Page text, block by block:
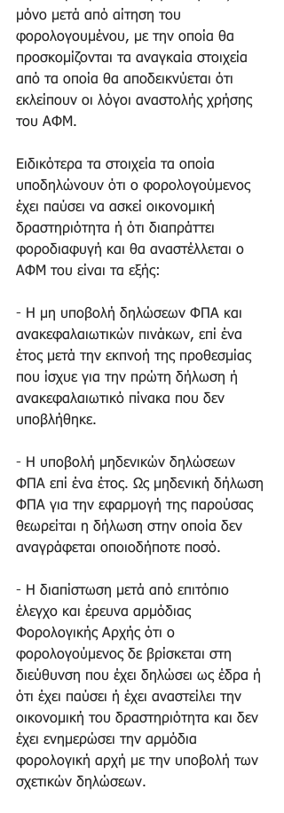
μόνο μετά από αίτηση του
φορολογουμένου, με την οποία θα
προσκομίζονται τα αναγκαία στοιχεία
από τα οποία θα αποδεικνύεται ότι
εκλείπουν οι λόγοι αναστολής χρήσης
του ΑΦΜ.
Ειδικότερα τα στοιχεία τα οποία
υποδηλώνουν ότι ο φορολογούμενος
έχει παύσει να ασκεί οικονομική
δραστηριότητα ή ότι διαπράττει
φοροδιαφυγή και θα αναστέλλεται ο
ΑΦΜ του είναι τα εξής:
- Η μη υποβολή δηλώσεων ΦΠΑ και
ανακεφαλαιωτικών πινάκων, επί ένα
έτος μετά την εκπνοή της προθεσμίας
που ίσχυε για την πρώτη δήλωση ή
ανακεφαλαιωτικό πίνακα που δεν
υποβλήθηκε.
- Η υποβολή μηδενικών δηλώσεων
ΦΠΑ επί ένα έτος. Ως μηδενική δήλωση
ΦΠΑ για την εφαρμογή της παρούσας
θεωρείται η δήλωση στην οποία δεν
αναγράφεται οποιοδήποτε ποσό.
- Η διαπίστωση μετά από επιτόπιο
έλεγχο και έρευνα αρμόδιας
Φορολογικής Αρχής ότι ο
φορολογούμενος δε βρίσκεται στη
διεύθυνση που έχει δηλώσει ως έδρα ή
ότι έχει παύσει ή έχει αναστείλει την
οικονομική του δραστηριότητα και δεν
έχει ενημερώσει την αρμόδια
φορολογική αρχή με την υποβολή των
σχετικών δηλώσεων.